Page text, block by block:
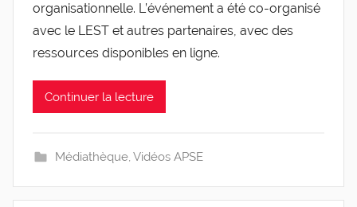
organisationnelle. L’événement a été co-organisé
avec le LEST et autres partenaires, avec des
ressources disponibles en ligne.
Continuer la lecture
Médiathèque, Vidéos APSE